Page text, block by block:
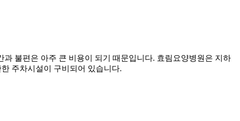
불편은 아주 큰 비용이 되기 때문입니다. 효림요양병원은 지하
주차시설이 구비되어 있습니다.